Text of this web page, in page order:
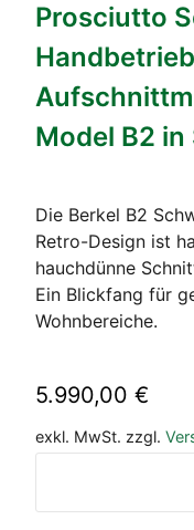
Prosciutto
Handbetrieb
Model B2
Die Berkel B2
Retro-Design ist
hauchdünne
Ein Blickfang für
Wohnbereiche.
5.990,00 €
exkl. MwSt. zzgl.
Handbetrieb